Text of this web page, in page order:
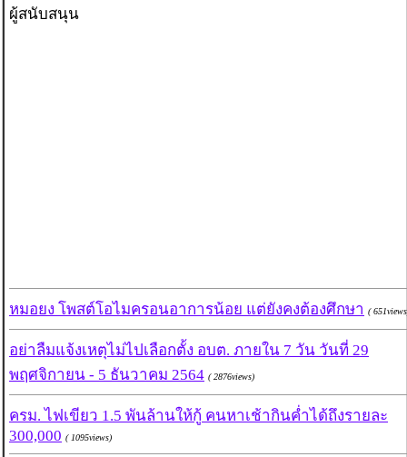
ผู้สนับสนุน
หมอยง โพสต์โอไมครอนอาการน้อย แต่ยังคงต้องศึกษา (
อย่าลืมแจ้งเหตุไม่ไปเลือกตั้ง อบต. ภายใน 7 วัน วันที่ 29
พฤศจิกายน - 5 ธันวาคม 2564 ( 2876views)
ครม. ไฟเขียว 1.5 พันล้านให้กู้ คนหาเช้ากินค่ำได้ถึงรายละ
300,000 ( 1095views)